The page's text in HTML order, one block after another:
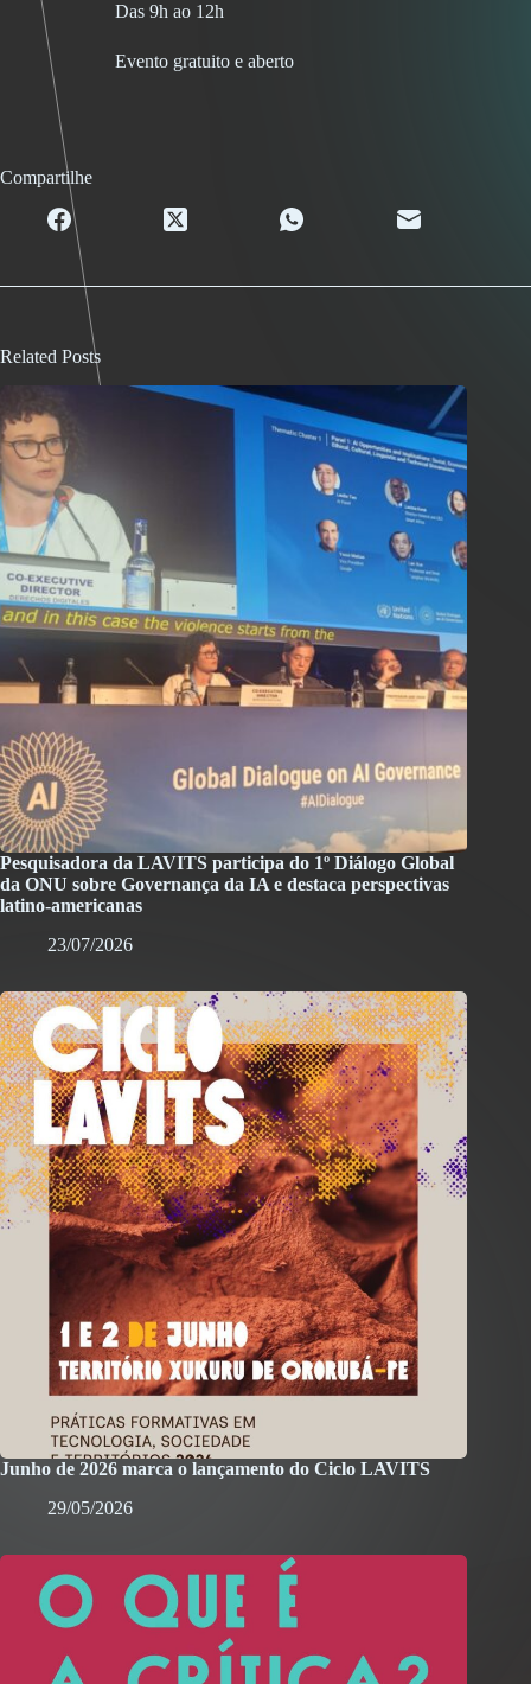
Das 9h ao 12h
Evento gratuito e aberto
Compartilhe
Related Posts
Pesquisadora da LAVITS participa do 1º Diálogo Global
da ONU sobre Governança da IA e destaca perspectivas
latino-americanas
23/07/2026
Junho de 2026 marca o lançamento do Ciclo LAVITS
29/05/2026